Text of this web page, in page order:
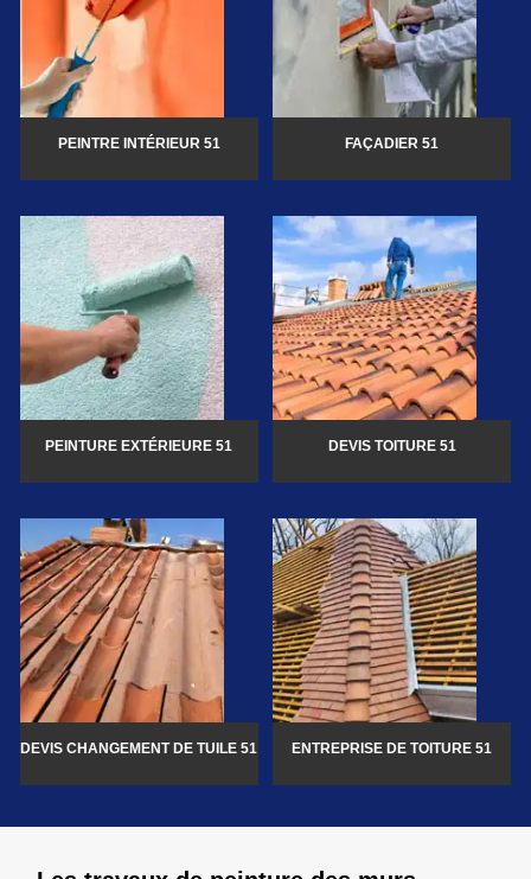
PEINTRE INTÉRIEUR 51 FAÇADIER 51
PEINTURE EXTÉRIEURE 51 DEVIS TOITURE 51
DEVIS CHANGEMENT DE TUILE 51 ENTREPRISE DE TOITURE 51